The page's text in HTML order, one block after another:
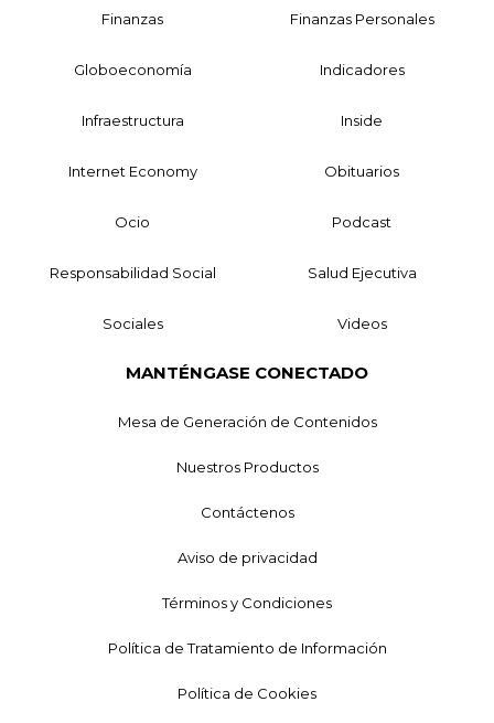
Finanzas Finanzas Personales
Globoeconomía Indicadores
Infraestructura Inside
Internet Economy Obituarios
Ocio Podcast
Responsabilidad Social Salud Ejecutiva
Sociales Videos
MANTÉNGASE CONECTADO
Mesa de Generación de Contenidos
Nuestros Productos
Contáctenos
Aviso de privacidad
Términos y Condiciones
Política de Tratamiento de Información
Política de Cookies